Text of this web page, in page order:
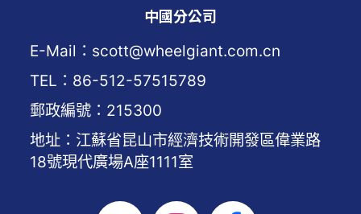
中國分公司
E-Mail：scott@wheelgiant.com.cn
TEL：86-512-57515789
郵政編號：215300
地址：江蘇省昆山市經濟技術開發區偉業路
18號現代廣場A座1111室